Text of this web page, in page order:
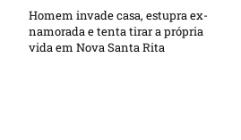
Homem invade casa, estupra ex-
namorada e tenta tirar a própria
vida em Nova Santa Rita